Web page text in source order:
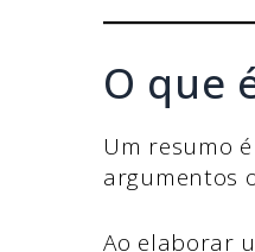
O que
Um resumo
argumentos
Ao elaborar